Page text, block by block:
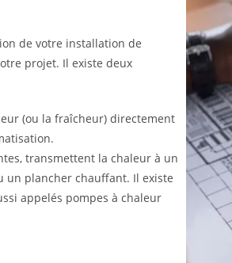
de votre installation de
projet. Il existe deux
(ou la fraîcheur) directement
transmettent la chaleur à un
un plancher chauffant. Il existe
appelés pompes à chaleur